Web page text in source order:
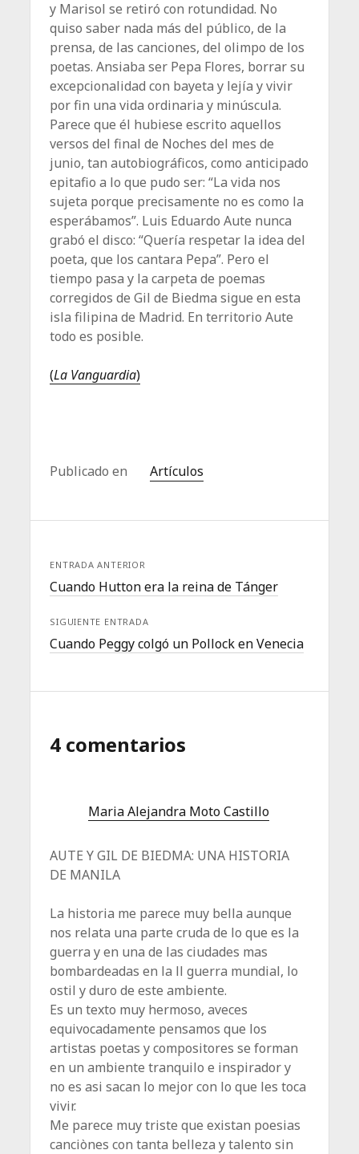
y Marisol se retiró con rotundidad. No
quiso saber nada más del público, de la
prensa, de las canciones, del olimpo de los
poetas. Ansiaba ser Pepa Flores, borrar su
excepcionalidad con bayeta y lejía y vivir
por fin una vida ordinaria y minúscula.
Parece que él hubiese escrito aquellos
versos del final de Noches del mes de
junio, tan autobiográficos, como anticipado
epitafio a lo que pudo ser: “La vida nos
sujeta porque precisamente no es como la
esperábamos”. Luis Eduardo Aute nunca
grabó el disco: “Quería respetar la idea del
poeta, que los cantara Pepa”. Pero el
tiempo pasa y la carpeta de poemas
corregidos de Gil de Biedma sigue en esta
isla filipina de Madrid. En territorio Aute
todo es posible.
(La Vanguardia)
Publicado en Artículos
ENTRADA ANTERIOR
Cuando Hutton era la reina de Tánger
SIGUIENTE ENTRADA
Cuando Peggy colgó un Pollock en Venecia
4 comentarios
Maria Alejandra Moto Castillo
AUTE Y GIL DE BIEDMA: UNA HISTORIA
DE MANILA
La historia me parece muy bella aunque
nos relata una parte cruda de lo que es la
guerra y en una de las ciudades mas
bombardeadas en la ll guerra mundial, lo
ostil y duro de este ambiente.
Es un texto muy hermoso, aveces
equivocadamente pensamos que los
artistas poetas y compositores se forman
en un ambiente tranquilo e inspirador y
no es asi sacan lo mejor con lo que les toca
vivir.
Me parece muy triste que existan poesias
canciònes con tanta belleza y talento sin